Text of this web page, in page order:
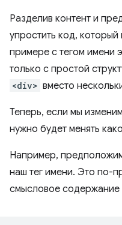
Разделив контент и
упростить код,
примере с тегом имени
только с простой
<div> вместо
Теперь, если мы
нужно будет менять
Например,
наш тег имени. Это по-
смысловое содержание